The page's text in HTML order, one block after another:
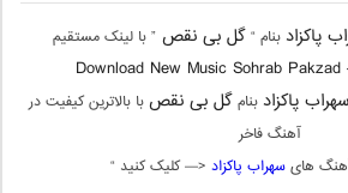
پاکزاد بنام “گل بی نقص ” با لینک مستقیم
Download New Music Sohrab
سهراب پاکزاد بنامگل بی نقصبا بالاترین کیفیت در
آهنگ فاخر
آهنگ هایسهراب پاکزاد <— کلیک کنید “